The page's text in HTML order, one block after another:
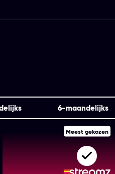
6‑maandelijks
Meest gekozen